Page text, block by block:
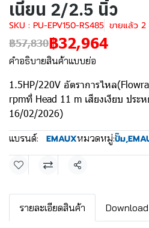
เนี่ยน 2/2.5 นิ้ว
SKU : PU-EPV150-RS485 ขายแล้ว 2
฿57,830฿32,964
คำอธิบายสินค้าแบบย่อ
1.5HP/220V อัตราการไหล
rpmที่ Head 11 m เสียงเงียบ ประ
16/02/2026)
แบรนด์: EMAUXหมวดหมู่:ปั๊ม,
แชร์
รายละเอียดสินค้า Download